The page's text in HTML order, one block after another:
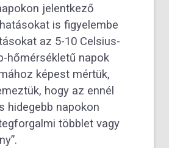
jelentkező
is figyelembe
az 5-10 Celsius-
hőmérsékletű napok
képest mértük,
hogy az ennél
hidegebb napokon
többlet vagy